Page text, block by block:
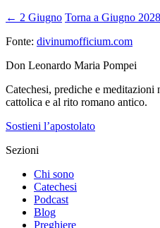
← 2 Giugno Torna a Giugno 2028
Fonte: divinumofficium.com
Don Leonardo Maria Pompei
Catechesi, prediche e meditazioni
cattolica e al rito romano antico.
Sostieni l’apostolato
Sezioni
Chi sono
Catechesi
Podcast
Blog
Preghiere